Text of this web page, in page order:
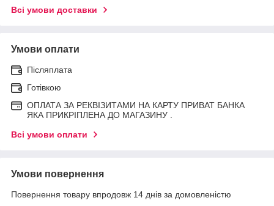
Всі умови доставки
Умови оплати
Післяплата
Готівкою
ОПЛАТА ЗА РЕКВІЗИТАМИ НА КАРТУ ПРИВАТ БАНКА
ЯКА ПРИКРІПЛЕНА ДО МАГАЗИНУ .
Всі умови оплати
Умови повернення
Повернення товару впродовж 14 днів за домовленістю